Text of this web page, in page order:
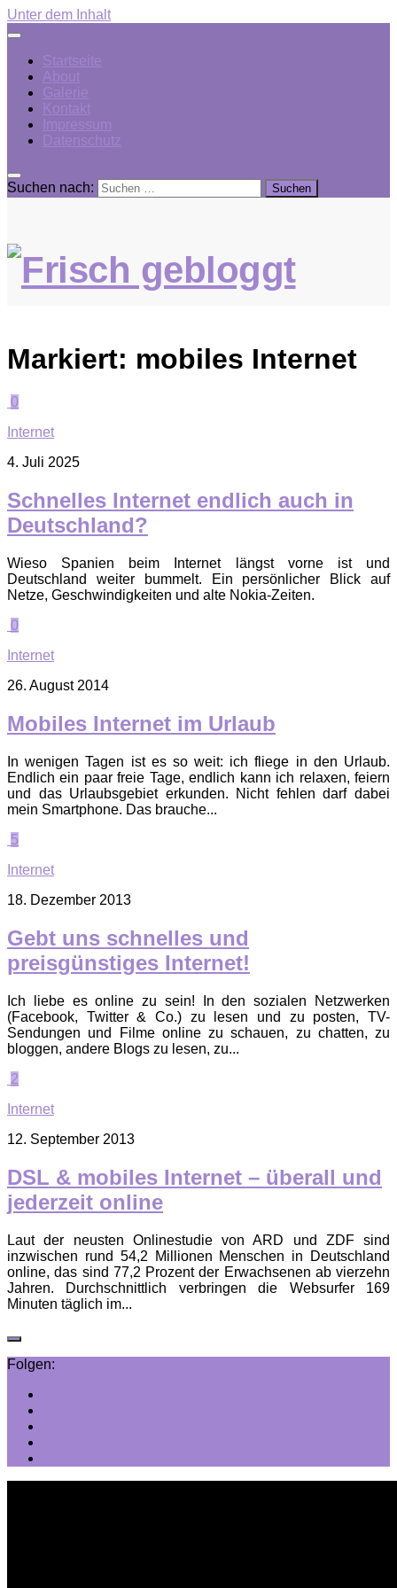
Unter dem Inhalt
Startseite
About
Galerie
Kontakt
Impressum
Datenschutz
Suchen nach:
Markiert: mobiles Internet
0
Internet
4. Juli 2025
Schnelles Internet endlich auch in
Deutschland?
Wieso Spanien beim Internet längst vorne ist und
Deutschland weiter bummelt. Ein persönlicher Blick auf
Netze, Geschwindigkeiten und alte Nokia-Zeiten.
0
Internet
26. August 2014
Mobiles Internet im Urlaub
In wenigen Tagen ist es so weit: ich fliege in den Urlaub.
Endlich ein paar freie Tage, endlich kann ich relaxen, feiern
und das Urlaubsgebiet erkunden. Nicht fehlen darf dabei
mein Smartphone. Das brauche...
5
Internet
18. Dezember 2013
Gebt uns schnelles und
preisgünstiges Internet!
Ich liebe es online zu sein! In den sozialen Netzwerken
(Facebook, Twitter & Co.) zu lesen und zu posten, TV-
Sendungen und Filme online zu schauen, zu chatten, zu
bloggen, andere Blogs zu lesen, zu...
2
Internet
12. September 2013
DSL & mobiles Internet – überall und
jederzeit online
Laut der neusten Onlinestudie von ARD und ZDF sind
inzwischen rund 54,2 Millionen Menschen in Deutschland
online, das sind 77,2 Prozent der Erwachsenen ab vierzehn
Jahren. Durchschnittlich verbringen die Websurfer 169
Minuten täglich im...
Folgen: